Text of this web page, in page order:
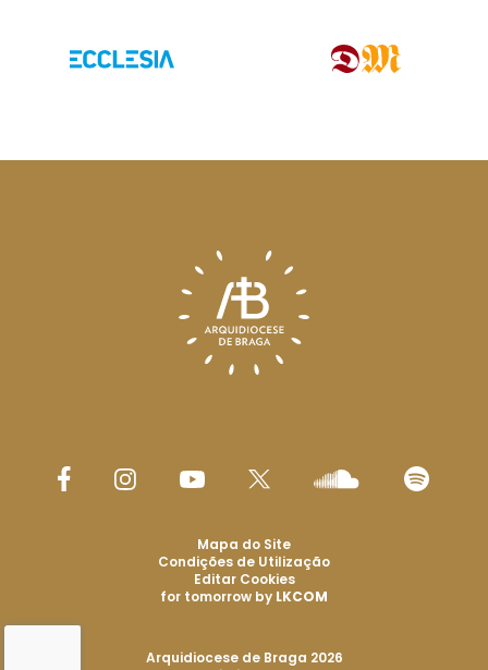
Arquidiocese de Braga 2026
Mapa do Site
Condições de Utilização
Editar Cookies
for tomorrow by LKCOM